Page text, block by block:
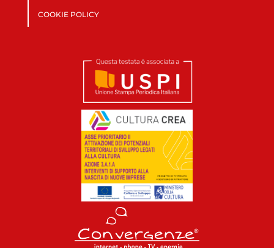
COOKIE POLICY